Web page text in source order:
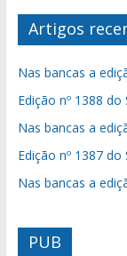
Artigos
Nas bancas a
Edição nº 1388
Nas bancas a
Edição nº 1387
Nas bancas a
PUB